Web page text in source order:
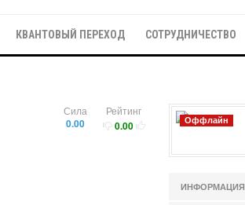
КВАНТОВЫЙ ПЕРЕХОД СОТРУДНИЧЕСТВО
Рейтинг
0.00
Сила
0.00
Оффлайн
ИНФОРМАЦИЯ